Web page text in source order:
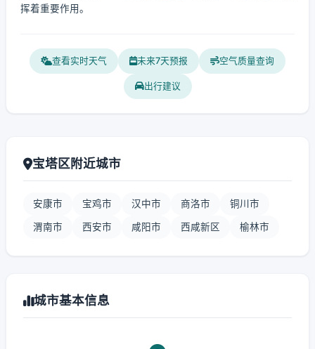
挥着重要作用。
查看实时天气 未来7天预报 空气质量查询
出行建议
宝塔区附近城市
安康市 宝鸡市 汉中市 商洛市 铜川市
渭南市 西安市 咸阳市 西咸新区 榆林市
城市基本信息